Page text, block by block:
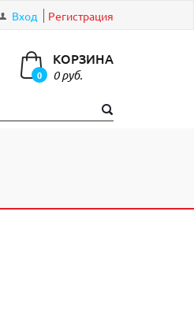
Вход Регистрация
0
КОРЗИНА
0 руб.